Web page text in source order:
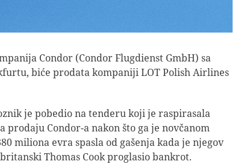
Condor (Condor Flugdienst GmbH) sa
biće prodata kompaniji LOT Polish Airlines
je pobedio na tenderu koji je raspirasala
prodaju Condor-a nakon što ga je novčanom
miliona evra spasla od gašenja kada je njegov
Thomas Cook proglasio bankrot.